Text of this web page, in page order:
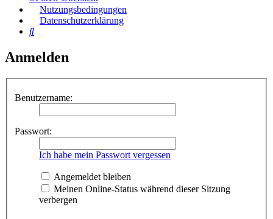
Nutzungsbedingungen
Datenschutzerklärung
Suche
Anmelden
Benutzername:
Passwort:
Ich habe mein Passwort vergessen
Angemeldet bleiben
Meinen Online-Status während dieser Sitzung
verbergen